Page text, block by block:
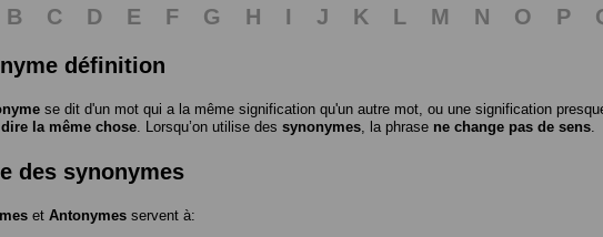
B C D E F G H I J K L M N O P
définition
se dit d'un mot qui a la même signification qu'un autre mot, ou une signification
la même chose . Lorsqu’on utilise des synonymes , la phrase ne change pas de sens
des synonymes
et Antonymes servent à: